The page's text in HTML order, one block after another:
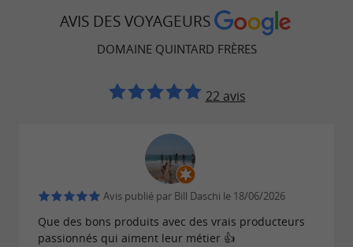
AVIS DES VOYAGEURS
DOMAINE QUINTARD FRÈRES
22 avis
Avis publié par Bill Daschi le 18/06/2026
Que des bons produits avec des vrais producteurs
passionnés qui aiment leur métier 👍